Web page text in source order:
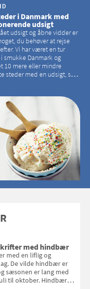
i Danmark med
udsigt
udsigt og åbne vidder er
du behøver at rejse
Vi har været en tur
smukke Danmark og
10 mere eller mindre
steder med en udsigt, som
med hindbær
med en liflig og
De vilde hindbær er
sæsonen er lang med
til oktober. Hindbær